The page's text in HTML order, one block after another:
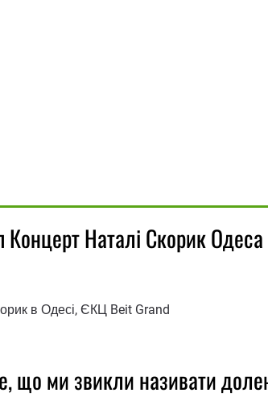
Наталі Скорик
в Одесі, ЄКЦ Beit Grand
що ми звикли називати